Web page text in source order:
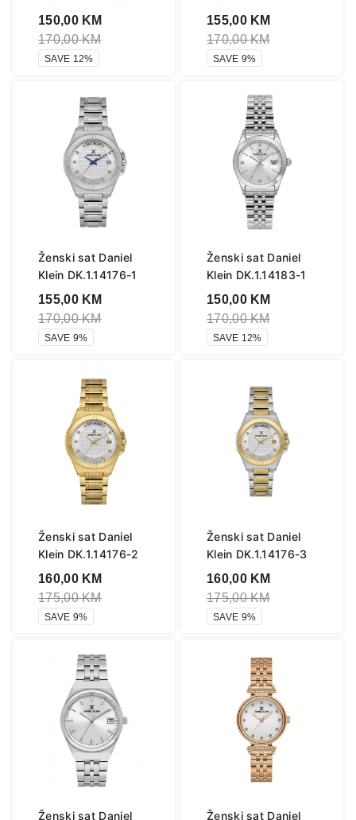
150,00 KM
170,00KM
SAVE 12%
155,00 KM
170,00KM
SAVE 9%
Ženski sat Daniel
Klein DK.1.14176-1
155,00 KM
170,00KM
SAVE 9%
Ženski sat Daniel
Klein DK.1.14183-1
150,00 KM
170,00KM
SAVE 12%
Ženski sat Daniel
Klein DK.1.14176-2
160,00 KM
175,00KM
SAVE 9%
Ženski sat Daniel
Klein DK.1.14176-3
160,00 KM
175,00KM
SAVE 9%
Ženski sat Daniel
Ženski sat Daniel